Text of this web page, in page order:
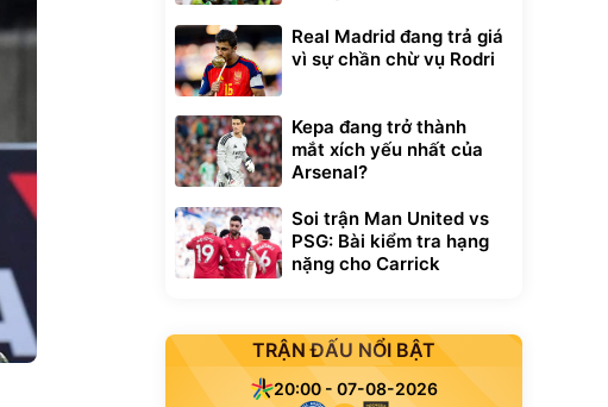
Real Madrid đang trả giá
vì sự chần chừ vụ Rodri
Kepa đang trở thành
mắt xích yếu nhất của
Arsenal?
Soi trận Man United vs
PSG: Bài kiểm tra hạng
nặng cho Carrick
TRẬN ĐẤU NỔI BẬT
20:00 - 07-08-2026